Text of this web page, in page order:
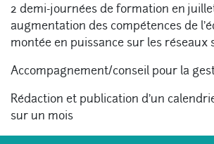
2 demi-journées de formation en
augmentation des compétences de
montée en puissance sur les réseaux
Accompagnement/conseil pour la
Rédaction et publication d’un
sur un mois